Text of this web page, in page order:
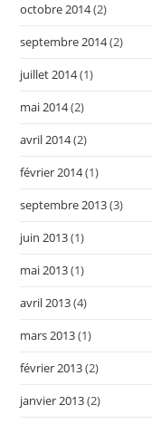
octobre 2014(2)
septembre 2014(2)
juillet 2014(1)
mai 2014(2)
avril 2014(2)
février 2014(1)
septembre 2013(3)
juin 2013(1)
mai 2013(1)
avril 2013(4)
mars 2013(1)
février 2013(2)
janvier 2013(2)